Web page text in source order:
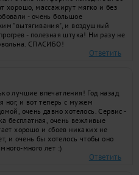
хорошо, массажирут мягко и без
- очень большое
"вытягивания", и воздушный
- полезная штука! Ни разу не
СПАСИБО!
Ответить
лучшие впечатления! Год назад
ног, и вот теперь с мужем
очень давно хотелось. Сервис -
бесплатная, очень вежливые
хорошо и сбоев никаких не
и очень бы хотелось чтобы оно
много лет :)
Ответить